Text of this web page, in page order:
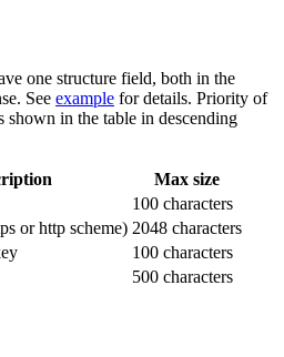
one structure field, both in the
See example for details. Priority of
shown in the table in descending
Max size
100 characters
or http scheme) 2048 characters
100 characters
500 characters